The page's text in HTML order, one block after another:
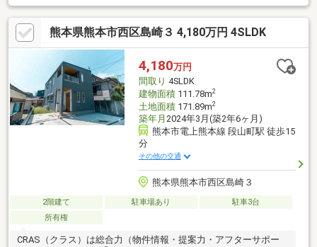
座
熊本県熊本市西区島崎３ 4,180万円 4SLDK
4,180万円
間取り 4SLDK
建物面積111.78m2
土地面積171.89m2
築年月 2024年3月(築2年6ヶ月)
熊本市電上熊本線 段山町駅 徒歩15
分
その他の交通
熊本県熊本市西区島崎３
2階建て 駐車場あり
駐車3台
所有権
CRAS（クラス）は総合力（物件情報・提案力・アフターサポー